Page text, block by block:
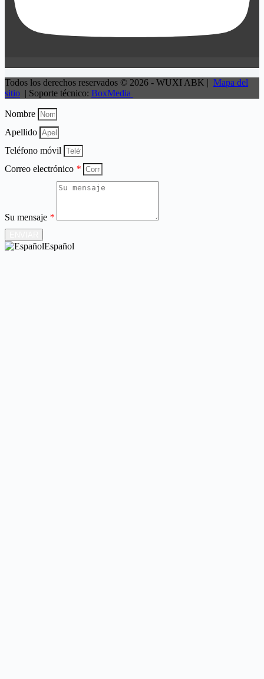
Todos los derechos reservados © 2026 - WUXI ABK | Mapa del
sitio | Soporte técnico: BoxMedia
Nombre
Apellido
Teléfono móvil
Correo electrónico *
Su mensaje *
Español